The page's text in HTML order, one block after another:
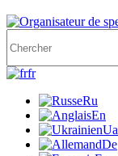
fr
Ru
En
Ua
De